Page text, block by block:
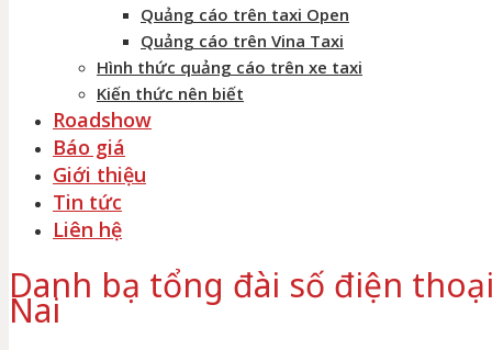
Quảng cáo trên taxi Open
Quảng cáo trên Vina Taxi
Hình thức quảng cáo trên xe taxi
Kiến thức nên biết
Roadshow
Báo giá
Giới thiệu
Tin tức
Liên hệ
Danh bạ tổng đài số điện
Nai